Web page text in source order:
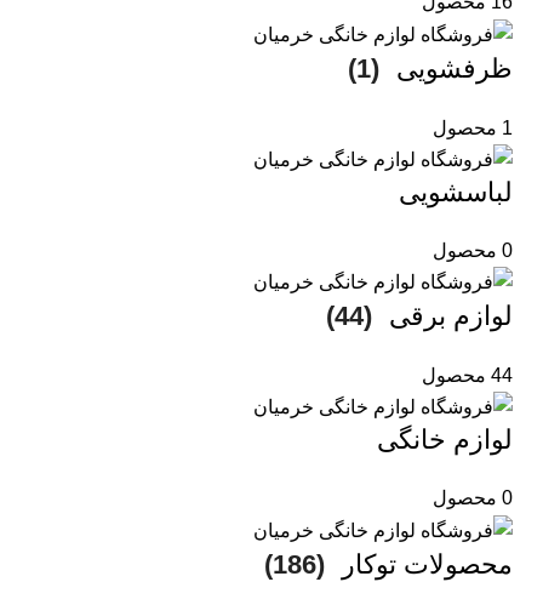
ظرفشویی (1)
1 محصول
لباسشویی
0 محصول
لوازم برقی (44)
44 محصول
لوازم خانگی
0 محصول
محصولات توکار (186)